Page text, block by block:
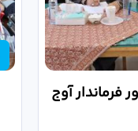
فرماندار آوج